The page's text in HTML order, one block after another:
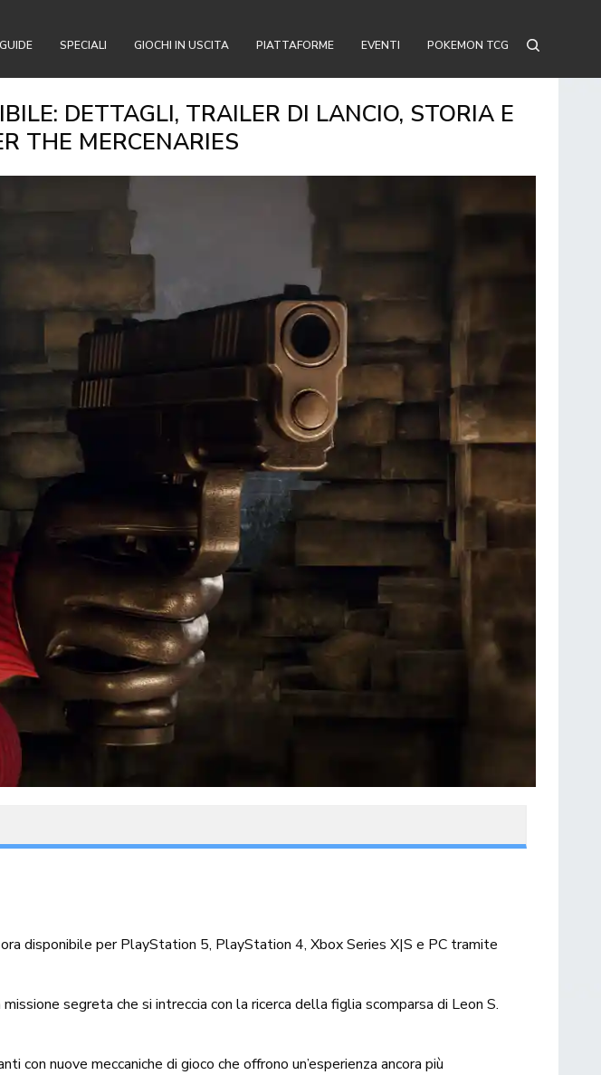
GUIDE SPECIALI GIOCHI IN USCITA PIATTAFORME EVENTI POKEMON TCG
DETTAGLI, TRAILER DI LANCIO, STORIA E
THE MERCENARIES
disponibile per PlayStation 5, PlayStation 4, Xbox Series X|S e PC tramite
segreta che si intreccia con la ricerca della figlia scomparsa di Leon S.
con nuove meccaniche di gioco che offrono un’esperienza ancora più